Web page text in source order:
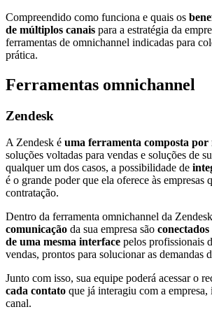
Compreendido como funciona e quais os
de múltiplos canais para a estratégia da
ferramentas de omnichannel indicadas para
prática.
Ferramentas omnichannel
Zendesk
A Zendesk é uma ferramenta composta por
soluções voltadas para vendas e soluções de
qualquer um dos casos, a possibilidade de
é o grande poder que ela oferece às empresas
contratação.
Dentro da ferramenta omnichannel da
comunicação da sua empresa são
de uma mesma interface pelos profissionais
vendas, prontos para solucionar as demandas
Junto com isso, sua equipe poderá acessar o
cada contato que já interagiu com a empresa,
canal.